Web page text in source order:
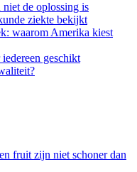
niet de oplossing is
ziekte bekijkt
waarom Amerika kiest
geschikt
fruit zijn niet schoner dan